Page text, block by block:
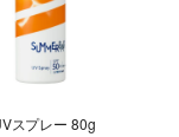
スプレー 80g